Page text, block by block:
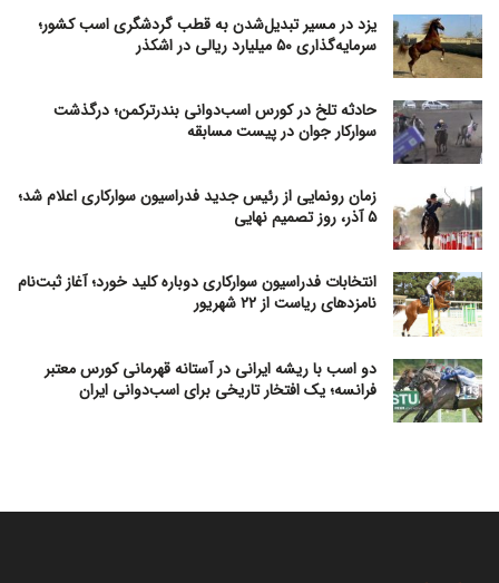
یزد در مسیر تبدیل‌شدن به قطب گردشگری اسب کشور؛
سرمایه‌گذاری ۵۰ میلیارد ریالی در اشکذر
حادثه تلخ در کورس اسب‌دوانی بندرترکمن؛ درگذشت
سوارکار جوان در پیست مسابقه
زمان رونمایی از رئیس جدید فدراسیون سوارکاری اعلام شد؛
۵ آذر، روز تصمیم نهایی
انتخابات فدراسیون سوارکاری دوباره کلید خورد؛ آغاز ثبت‌نام
نامزدهای ریاست از ۲۲ شهریور
دو اسب با ریشه ایرانی در آستانه قهرمانی کورس معتبر
فرانسه؛ یک افتخار تاریخی برای اسب‌دوانی ایران